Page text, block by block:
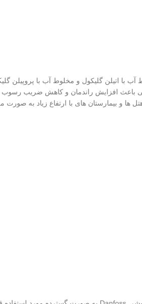
با اتیلن گلیکول و مخلوط آب با پروپیلن
باعث افزایش راندمان و کاهش ضریب
و بیمارستان های با ارتفاع زیاد به صورت